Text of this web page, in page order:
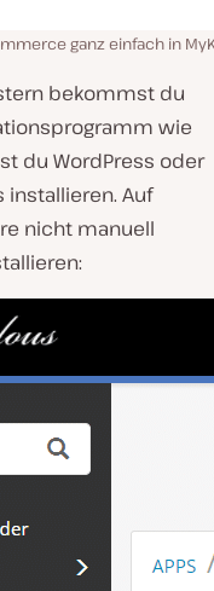
ganz einfach in
bekommst du
wie
du WordPress oder
installieren. Auf
nicht manuell